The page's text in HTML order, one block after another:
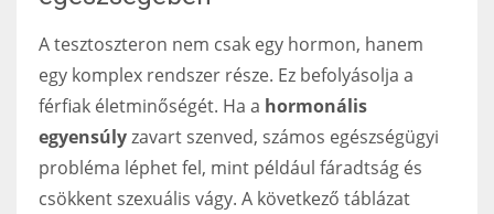
A tesztoszteron nem csak egy hormon, hanem
egy komplex rendszer része. Ez befolyásolja a
férfiak életminőségét. Ha a hormonális
egyensúlyzavart szenved, számos egészségügyi
probléma léphet fel, mint például fáradtság és
csökkent szexuális vágy. A következő táblázat